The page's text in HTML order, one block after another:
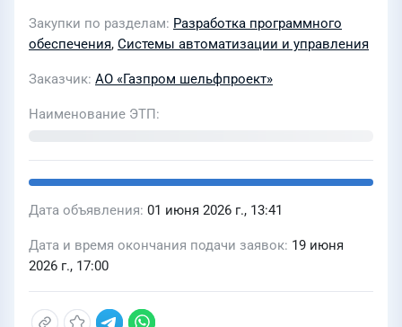
Закупки по разделам Разработка программного
обеспечения, Системы автоматизации и управления
Заказчик АО «Газпром шельфпроект»
Наименование ЭТП
Дата объявления 01 июня 2026 г., 13:41
Дата и время окончания подачи заявок 19 июня
2026 г., 17:00